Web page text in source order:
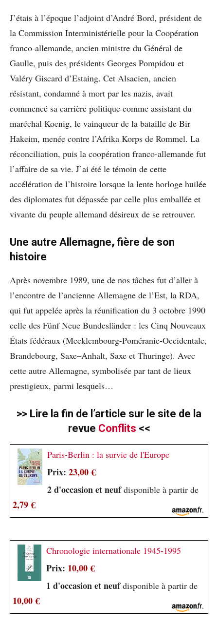
J’étais à l’époque l’adjoint d’André Bord, président de
la Commission Interministérielle pour la Coopération
franco-allemande, ancien ministre du Général de
Gaulle, puis des présidents Georges Pompidou et
Valéry Giscard d’Estaing. Cet Alsacien, ancien
résistant, condamné à mort par les nazis, avait
commencé sa carrière politique comme assistant du
maréchal Koenig, le vainqueur de la bataille de Bir
Hakeim, menée contre l’Afrika Korps de Rommel. La
réconciliation, puis la coopération franco-allemande fut
l’affaire de sa vie. J’ai été le témoin de cette
accélération de l’histoire lorsque la lente horloge huilée
des diplomates fut dépassée par celle plus emballée et
vivante du peuple allemand désireux de se retrouver.
Une autre Allemagne, fière de son
histoire
Après novembre 1989, une de nos tâches fut d’aller à
l’encontre de l’ancienne Allemagne de l’Est, la RDA,
qui fut appelée après la réunification du 3 octobre 1990
celle des Fünf Neue Bundesländer : les Cinq Nouveaux
États fédéraux (Mecklembourg-Poméranie-Occidentale,
Brandebourg, Saxe–Anhalt, Saxe et Thuringe). Avec
cette autre Allemagne, symbolisée par tant de lieux
prestigieux, parmi lesquels…
>> Lire la fin de l’article sur le site de la
revue Conflits <<
Paris-Berlin : la survie de l'Europe
Prix: 23,00 €
2 d'occasion et neufdisponible à partir de
2,79 €
Chronologie internationale 1945-1995
Prix: 10,00 €
1 d'occasion et neufdisponible à partir de
10,00 €